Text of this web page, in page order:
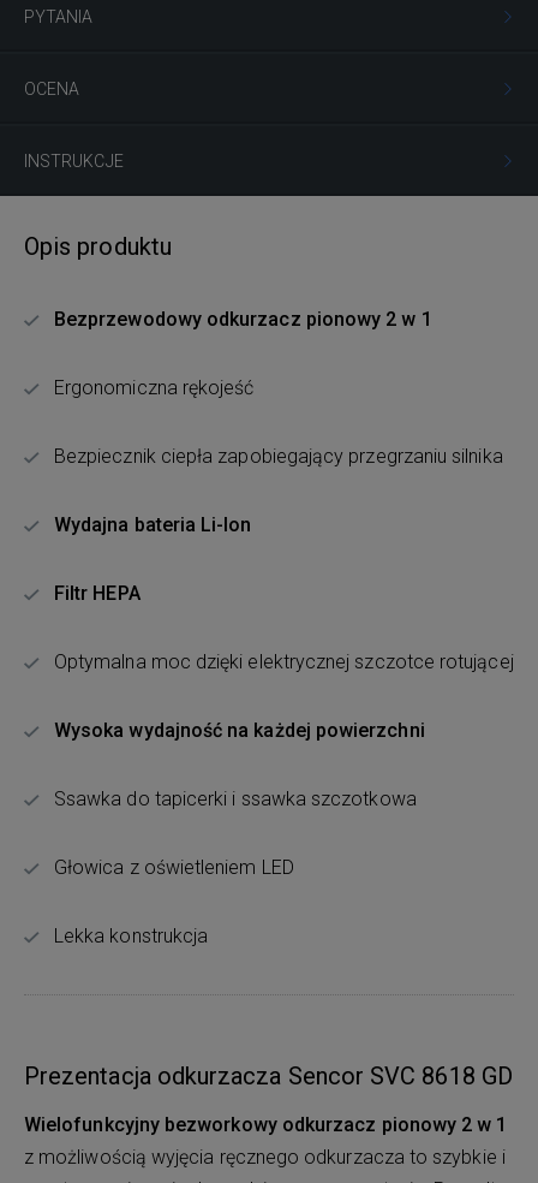
PYTANIA
OCENA
INSTRUKCJE
Opis produktu
Bezprzewodowy odkurzacz pionowy 2 w 1
Ergonomiczna rękojeść
Bezpiecznik ciepła zapobiegający przegrzaniu silnika
Wydajna bateria Li-Ion
Filtr HEPA
Optymalna moc dzięki elektrycznej szczotce rotującej
Wysoka wydajność na każdej powierzchni
Ssawka do tapicerki i ssawka szczotkowa
Głowica z oświetleniem LED
Lekka konstrukcja
Prezentacja odkurzacza Sencor SVC 8618 GD
Wielofunkcyjny bezworkowy odkurzacz pionowy 2 w 1
z możliwością wyjęcia ręcznego odkurzacza to szybkie i